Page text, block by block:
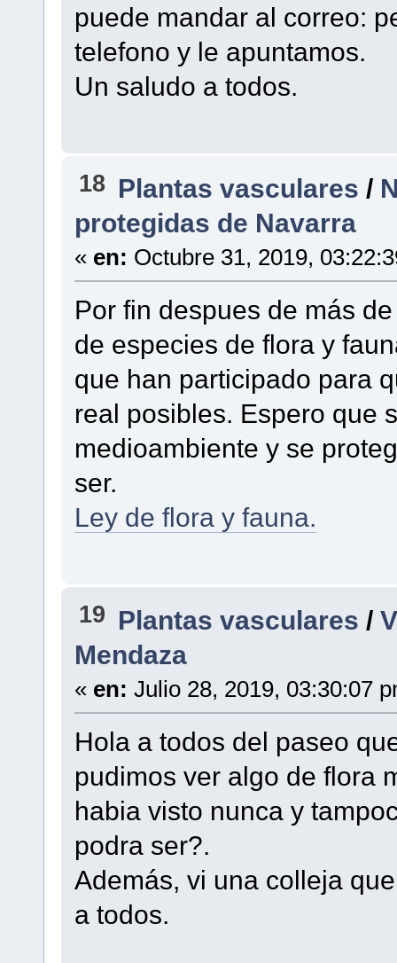
puede mandar al correo:
telefono y le apuntamos.
Un saludo a todos.
18 Plantas vasculares /
protegidas de Navarra
« en: Octubre 31, 2019,
Por fin despues de más
de especies de flora y
que han participado para
real posibles. Espero que
medioambiente y se
ser.
Ley de flora y fauna.
19 Plantas vasculares /
Mendaza
« en: Julio 28, 2019, 03:30:07
Hola a todos del paseo
pudimos ver algo de flora
habia visto nunca y
podra ser?.
Además, vi una colleja
a todos.